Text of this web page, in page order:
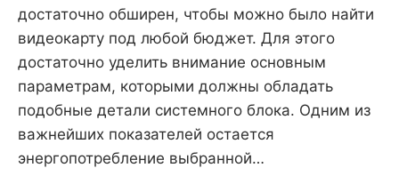
достаточно обширен, чтобы можно было найти
видеокарту под любой бюджет. Для этого
достаточно уделить внимание основным
параметрам, которыми должны обладать
подобные детали системного блока. Одним из
важнейших показателей остается
энергопотребление выбранной…